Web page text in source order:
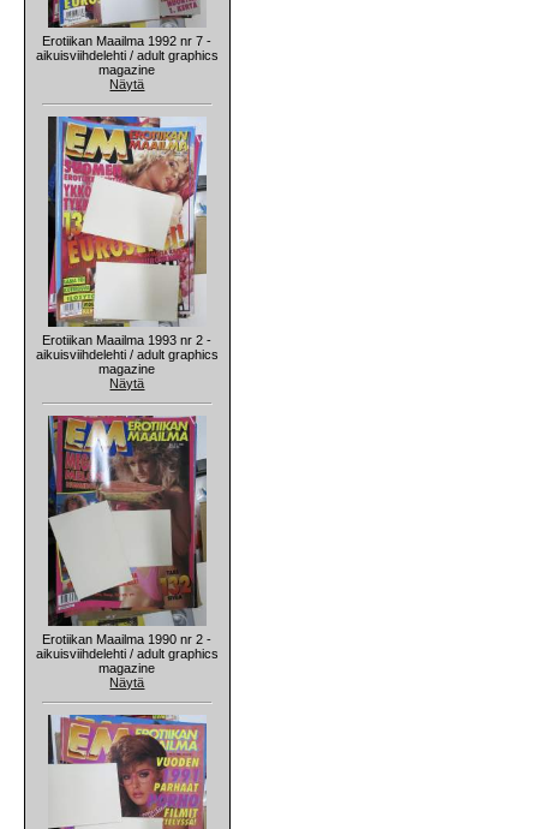
Erotiikan Maailma 1992 nr 7 -
aikuisviihdelehti / adult graphics
magazine
Näytä
Erotiikan Maailma 1993 nr 2 -
aikuisviihdelehti / adult graphics
magazine
Näytä
Erotiikan Maailma 1990 nr 2 -
aikuisviihdelehti / adult graphics
magazine
Näytä